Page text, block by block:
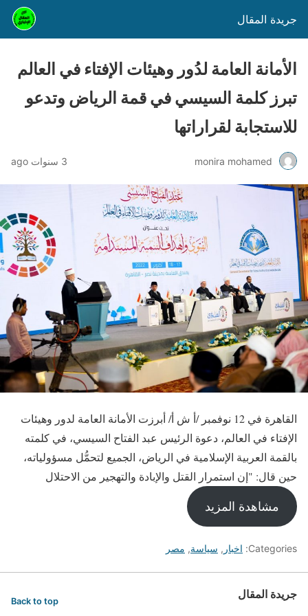
جريدة المقال
الأمانة العامة لدُور وهيئات الإفتاء في العالم
تبرز كلمة السيسي في قمة الرياض وتدعو
للاستجابة لقراراتها
monira mohamed 3 سنوات ago
القاهرة في 12 نوفمبر /أ ش أ/ أبرزت الأمانة العامة لدور وهيئات
الإفتاء في العالم، دعوة الرئيس عبد الفتاح السيسي، في كلمته
بالقمة العربية الإسلامية في الرياض، الجميع لتحمُّل مسؤولياته،
حين قال: "إن استمرار القتل والإبادة والتهجير من الاحتلال
مشاهدة المزيد
Categories: اخبار , سياسة, مصر
جريدة المقال Back to top